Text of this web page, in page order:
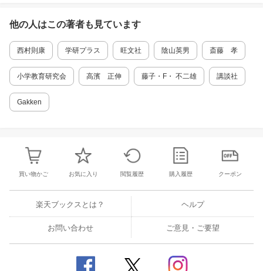
体2
他の人はこの著者も見ています
西村則康 学研プラス 旺文社 陰山英男 斎藤 孝
小学教育研究会 高濱 正伸 藤子・F・ 不二雄 講談社
Gakken
買い物かご お気に入り 閲覧履歴 購入履歴 クーポン
楽天ブックスとは？ ヘルプ
お問い合わせ ご意見・ご要望